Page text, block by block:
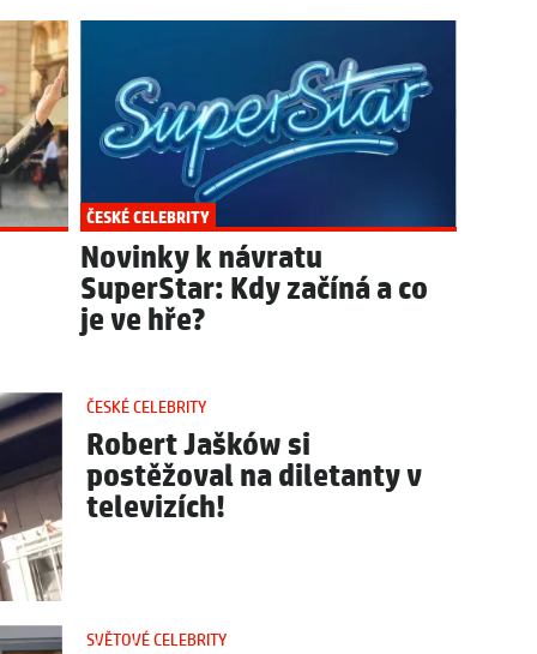
ČESKÉ CELEBRITY
Novinky k návratu
SuperStar: Kdy začíná a co
je ve hře?
ČESKÉ CELEBRITY
Robert Jašków si
postěžoval na diletanty v
televizích!
SVĚTOVÉ CELEBRITY